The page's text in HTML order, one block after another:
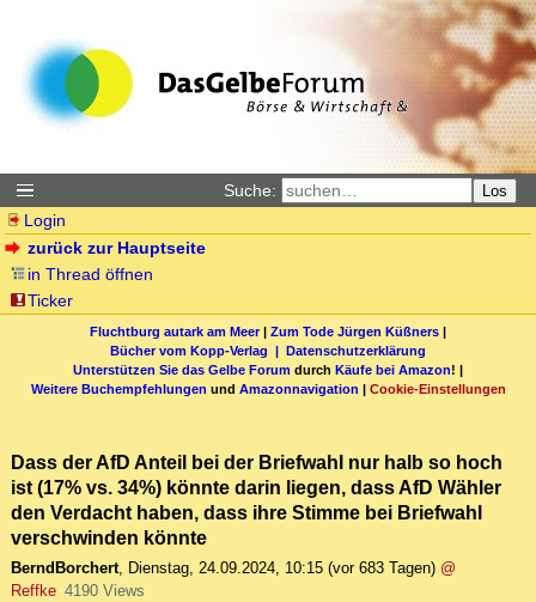
Suche: Los
Login
zurück zur Hauptseite
in Thread öffnen
Ticker
Fluchtburg autark am Meer| Zum Tode Jürgen Küßners |
Bücher vom Kopp-Verlag | Datenschutzerklärung
Unterstützen Sie das Gelbe Forum durch Käufe bei Amazon! |
Weitere Buchempfehlungen und Amazonnavigation | Cookie-Einstellungen
Dass der AfD Anteil bei der Briefwahl nur halb so hoch
ist (17% vs. 34%) könnte darin liegen, dass AfD Wähler
den Verdacht haben, dass ihre Stimme bei Briefwahl
verschwinden könnte
BerndBorchert, Dienstag, 24.09.2024, 10:15 (vor 683 Tagen) @
Reffke 4190 Views